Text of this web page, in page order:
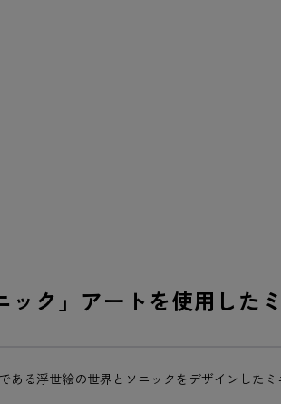
ック」アートを使用した
ある浮世絵の世界とソニックをデザインした